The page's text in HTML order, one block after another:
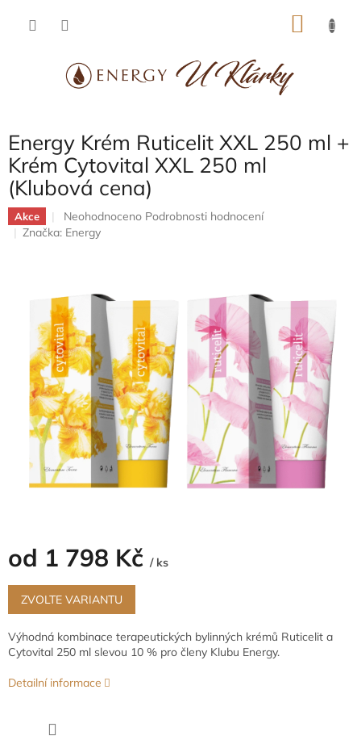
Energy Krém Ruticelit XXL 250 ml +
Krém Cytovital XXL 250 ml
(Klubová cena)
Akce
Průměrné
hodnocení
5
hvězdiček.
Neohodnoceno Podrobnosti hodnocení
Značka: Energy
od 1 798 Kč / ks
Měrná
cena:
ZVOLTE VARIANTU
Výhodná kombinace terapeutických bylinných krémů Ruticelit a
Cytovital 250 ml slevou 10 % pro členy Klubu Energy.
Detailní informace